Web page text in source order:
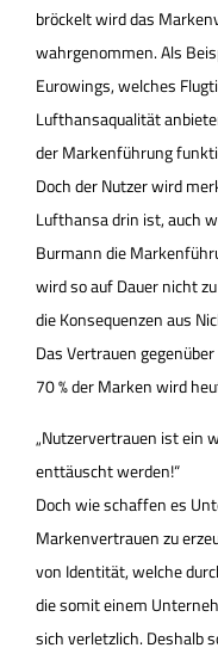
bröckelt wird das
wahrgenommen. Als
Eurowings, welches
Lufthansaqualität
der Markenführung
Doch der Nutzer wird
Lufthansa drin ist, auch
Burmann die
wird so auf Dauer nicht
die Konsequenzen aus
Das Vertrauen
70 % der Marken wird
„Nutzervertrauen ist ein
enttäuscht werden!“
Doch wie schaffen es
Markenvertrauen zu
von Identität, welche
die somit einem
sich verletzlich. Deshalb